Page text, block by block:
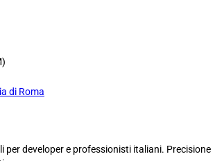
di Roma
per developer e professionisti italiani. Precisione